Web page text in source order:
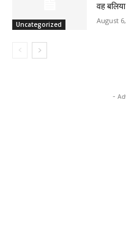
Uncategorized
वह
August
-